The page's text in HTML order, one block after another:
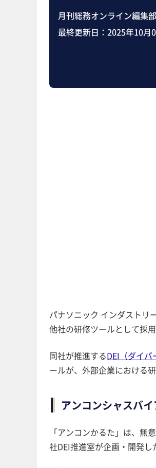
月刊総務オンライン編集部
最終更新日： 2025年10月
パナソニック インダストリ
他社の研修ツールとして採
同社が推進するDEI（ダイ
ールが、外部企業における
アンコンシャスバ
「アンコンかるた」は、無
社DEI推進室が企画・開発し